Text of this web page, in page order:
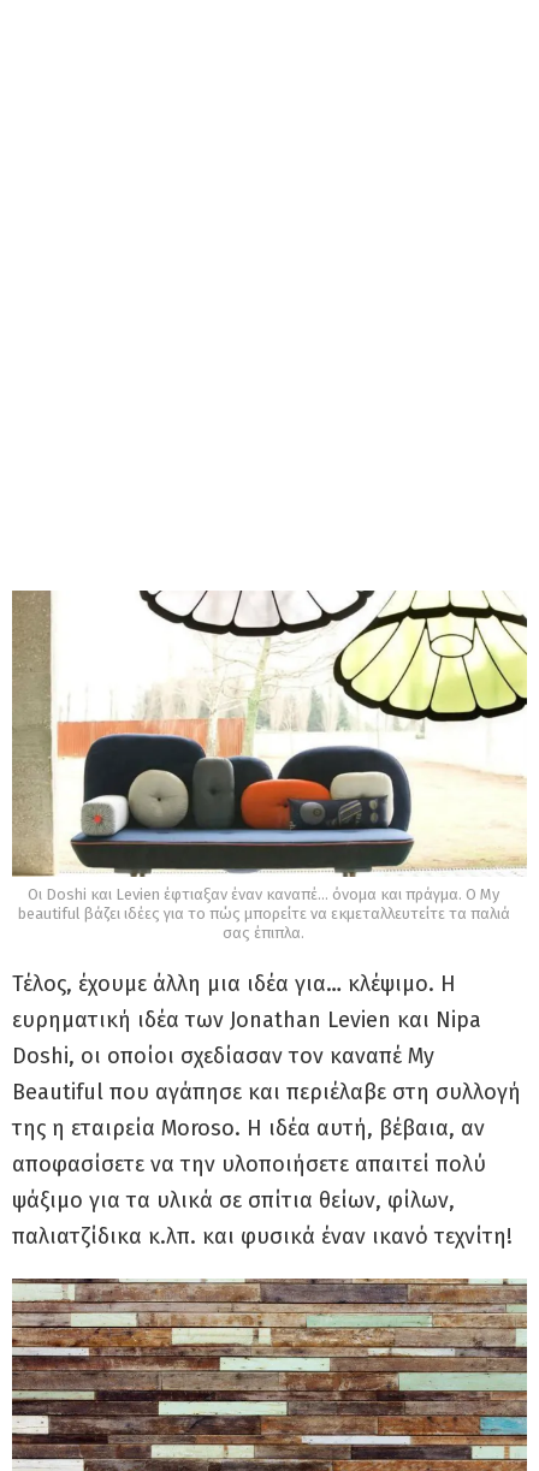
Οι Doshi και Levien έφτιαξαν έναν καναπέ… όνομα και πράγμα. Ο My
beautiful βάζει ιδέες για το πώς μπορείτε να εκμεταλλευτείτε τα παλιά
σας έπιπλα.
Τέλος, έχουμε άλλη μια ιδέα για… κλέψιμο. Η
ευρηματική ιδέα των Jonathan Levien και Nipa
Doshi, οι οποίοι σχεδίασαν τον καναπέ My
Beautiful που αγάπησε και περιέλαβε στη συλλογή
της η εταιρεία Moroso. Η ιδέα αυτή, βέβαια, αν
αποφασίσετε να την υλοποιήσετε απαιτεί πολύ
ψάξιμο για τα υλικά σε σπίτια θείων, φίλων,
παλιατζίδικα κ.λπ. και φυσικά έναν ικανό τεχνίτη!